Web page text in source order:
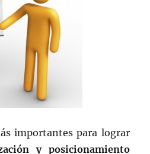
importantes para lograr
y posicionamiento